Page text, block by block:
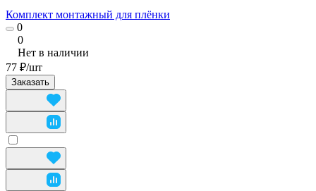
Комплект монтажный для плёнки
0
0
Нет в наличии
77 ₽/шт
Заказать